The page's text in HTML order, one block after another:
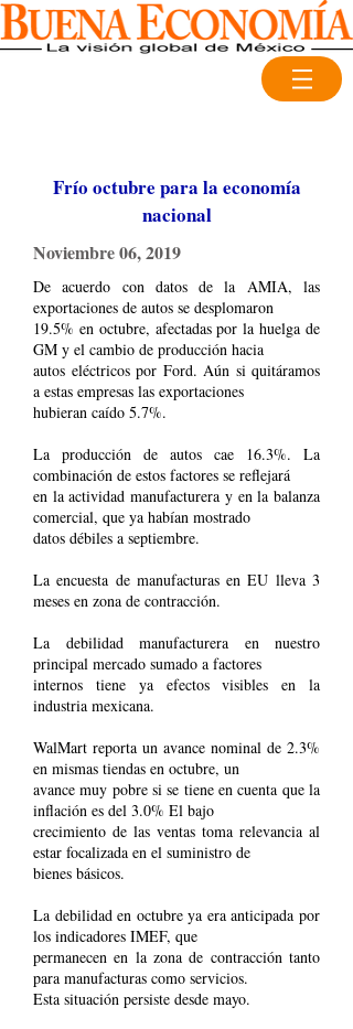
Frío octubre para la economía
nacional
Noviembre 06, 2019
De acuerdo con datos de la AMIA, las
exportaciones de autos se desplomaron
19.5% en octubre, afectadas por la huelga de
GM y el cambio de producción hacia
autos eléctricos por Ford. Aún si quitáramos
a estas empresas las exportaciones
hubieran caído 5.7%.
La producción de autos cae 16.3%. La
combinación de estos factores se reflejará
en la actividad manufacturera y en la balanza
comercial, que ya habían mostrado
datos débiles a septiembre.
La encuesta de manufacturas en EU lleva 3
meses en zona de contracción.
La debilidad manufacturera en nuestro
principal mercado sumado a factores
internos tiene ya efectos visibles en la
industria mexicana.
WalMart reporta un avance nominal de 2.3%
en mismas tiendas en octubre, un
avance muy pobre si se tiene en cuenta que la
inflación es del 3.0% El bajo
crecimiento de las ventas toma relevancia al
estar focalizada en el suministro de
bienes básicos.
La debilidad en octubre ya era anticipada por
los indicadores IMEF, que
permanecen en la zona de contracción tanto
para manufacturas como servicios.
Esta situación persiste desde mayo.